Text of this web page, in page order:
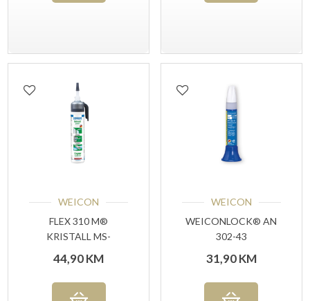
WEICON
FLEX 310 M®
KRISTALL MS-
44,90KM
WEICON
WEICONLOCK® AN
302-43
VIJAKA 20 ML
31,90KM